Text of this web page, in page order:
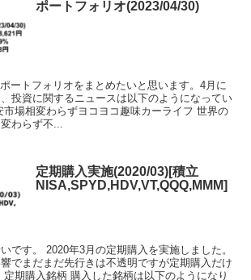
ポートフォリオ(2023/04/30)
ートフォリオをまとめたいと思います。4月に
投資に関するニュースは以下のようになってい
市場相変わらずヨコヨコ趣味カーライフ 世界の
わらず不...
定期購入実施(2020/03)[積立
NISA,SPYD,HDV,VT,QQQ,MMM]
です。 2020年3月の定期購入を実施しました。
でまだまだ先行きは不透明ですが定期購入だけ
期購入銘柄 購入した銘柄は以下のようになり